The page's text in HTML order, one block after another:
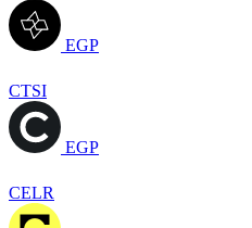
EGP
CTSI
EGP
CELR